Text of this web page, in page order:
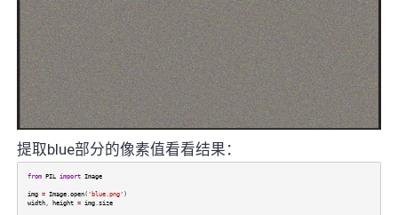
提取blue部分的像素值看看结果：
from PIL import Image
img = Image.open( 'blue.png' )
width, height = img.size